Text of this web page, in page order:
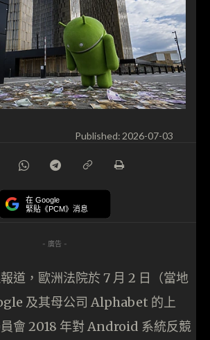
Published: 2026-07-03
在 Google
緊貼《PCM》消息
- 廣告 -
道，歐洲法院於 7 月 2 日（當地
及其母公司 Alphabet 的上
會 2018 年對 Android 系統反競